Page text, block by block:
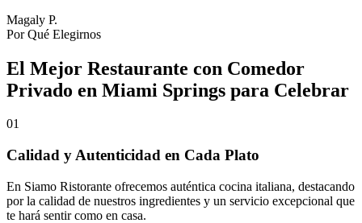
Magaly P.
Por Qué Elegirnos
El Mejor Restaurante con Comedor
Privado en Miami Springs para Celebrar
01
Calidad y Autenticidad en Cada Plato
En Siamo Ristorante ofrecemos auténtica cocina italiana, destacando
por la calidad de nuestros ingredientes y un servicio excepcional que
te hará sentir como en casa.